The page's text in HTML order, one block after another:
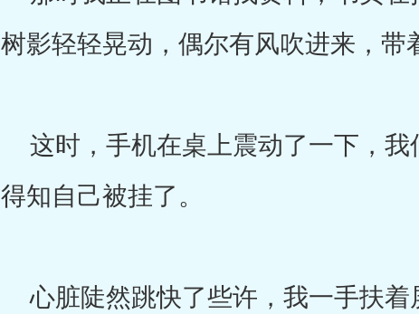
树影轻轻晃动，偶尔有风吹进来，带
这时，手机在桌上震动了一下，
得知自己被挂了。
心脏陡然跳快了些许，我一手扶